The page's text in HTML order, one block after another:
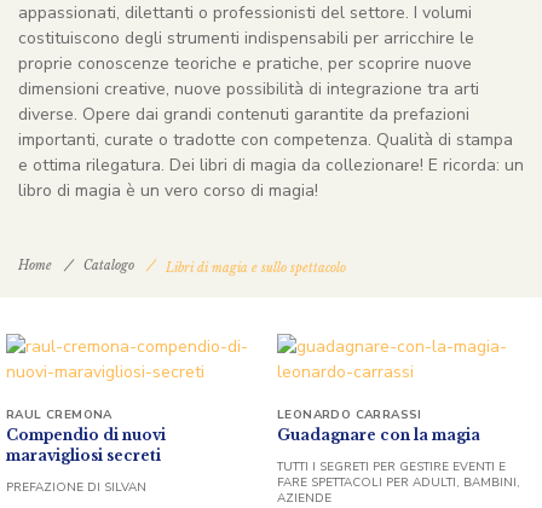
appassionati, dilettanti o professionisti del settore. I volumi
costituiscono degli strumenti indispensabili per arricchire le
proprie conoscenze teoriche e pratiche, per scoprire nuove
dimensioni creative, nuove possibilità di integrazione tra arti
diverse. Opere dai grandi contenuti garantite da prefazioni
importanti, curate o tradotte con competenza. Qualità di stampa
e ottima rilegatura. Dei libri di magia da collezionare! E ricorda: un
libro di magia è un vero corso di magia!
Home Catalogo Libri di magia e sullo spettacolo
Compendio di nuovi
maravigliosi secreti
RAUL CREMONA
PREFAZIONE DI SILVAN
Guadagnare con la magia
LEONARDO CARRASSI
TUTTI I SEGRETI PER GESTIRE EVENTI E
FARE SPETTACOLI PER ADULTI, BAMBINI,
AZIENDE